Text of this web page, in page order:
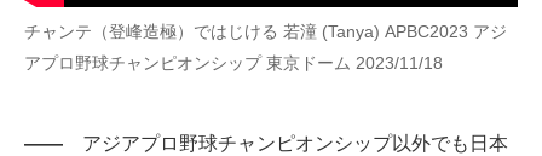
チャンテ（登峰造極）ではじける 若潼 (Tanya) APBC2023 アジ
アプロ野球チャンピオンシップ 東京ドーム 2023/11/18
―― アジアプロ野球チャンピオンシップ以外でも日本